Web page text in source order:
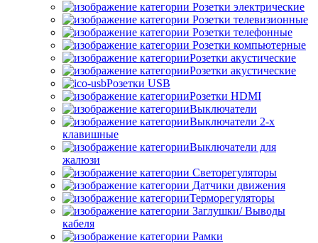
Розетки электрические
Розетки телевизионные
Розетки телефонные
Розетки компьютерные
Розетки акустические
Розетки акустические
Розетки USB
Розетки HDMI
Выключатели
Выключатели 2-х
клавишные
Выключатели для
жалюзи
Светорегуляторы
Датчики движения
Терморегуляторы
Заглушки/ Выводы
кабеля
Рамки